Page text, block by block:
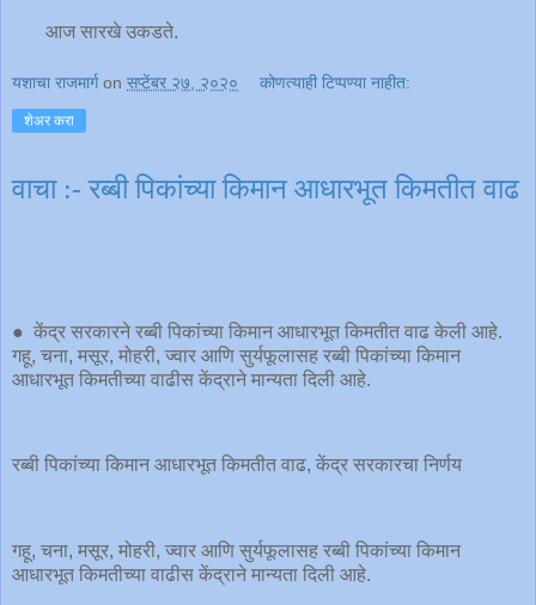
आज सारखे उकडते.
यशाचा राजमार्ग on सप्टेंबर २७, २०२० कोणत्याही टिप्पण्‍या नाहीत:
शेअर करा
वाचा :- रब्बी पिकांच्या किमान आधारभूत किमतीत वाढ
● केंद्र सरकारने रब्बी पिकांच्या किमान आधारभूत किमतीत वाढ केली आहे.
गहू, चना, मसूर, मोहरी, ज्वार आणि सुर्यफूलासह रब्बी पिकांच्या किमान
आधारभूत किमतीच्या वाढीस केंद्राने मान्यता दिली आहे.
रब्बी पिकांच्या किमान आधारभूत किमतीत वाढ, केंद्र सरकारचा निर्णय
गहू, चना, मसूर, मोहरी, ज्वार आणि सुर्यफूलासह रब्बी पिकांच्या किमान
आधारभूत किमतीच्या वाढीस केंद्राने मान्यता दिली आहे.